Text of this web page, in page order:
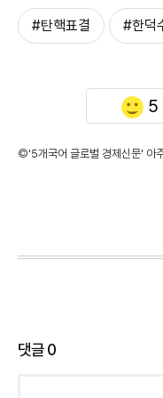
#탄핵표결 #한덕
5
©'5개국어 글로벌 경제신문' 아
댓글0